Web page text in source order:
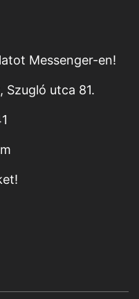
Messenger-en!
Szugló utca 81.